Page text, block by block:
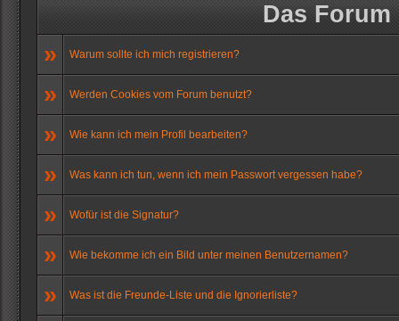
Das
»
Warum sollte ich mich registrieren?
» Werden Cookies vom Forum benutzt?
» Wie kann ich mein Profil bearbeiten?
» Was kann ich tun, wenn ich mein Passwort vergessen habe?
» Wofür ist die Signatur?
» Wie bekomme ich ein Bild unter meinen Benutzernamen?
» Was ist die Freunde-Liste und die Ignorierliste?